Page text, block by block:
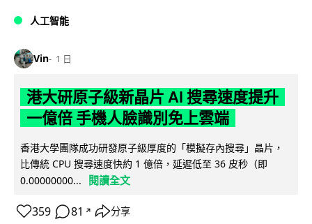
人工智能
Vin 1 日
港大研原子級新晶片 AI 搜尋速度提升
一億倍 手機人臉識別免上雲端
香港大學團隊成功研發原子級厚度的「模擬存內搜尋」晶片，
比傳統 CPU 搜尋速度快約 1 億倍，延遲低至 36 皮秒（即
0.00000000...
閱讀全文
359 81 ↗ 分享